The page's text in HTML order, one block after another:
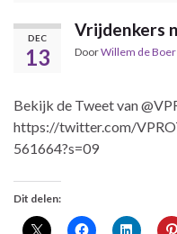
DEC
13
Vrijdenkers
DoorWillem de Boer
Bekijk de Tweet van
https://twitter.com/
561664?s=09
Dit delen: